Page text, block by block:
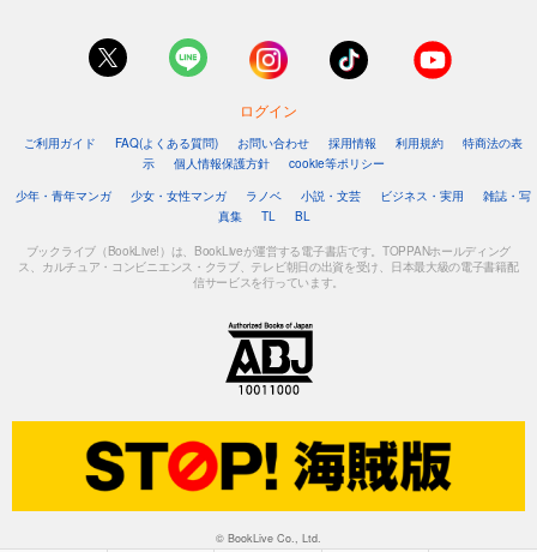
ログイン
ご利用ガイド FAQ(よくある質問) お問い合わせ 採用情報 利用規約
特商法の表
示
個人情報保護方針
cookie等ポリシー
少年・青年マンガ
少女・女性マンガ ラノベ 小説・文芸 ビジネス・実用
雑誌・写
真集
TL BL
ブックライブ（BookLive!）は、BookLiveが運営する電子書店です。TOPPANホールディング
ス、カルチュア・コンビニエンス・クラブ、テレビ朝日の出資を受け、日本最大級の電子書籍配
信サービスを行っています。
© BookLive Co., Ltd.